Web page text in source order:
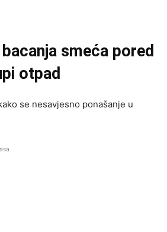
smeća pored
otpad
se nesavjesno ponašanje u